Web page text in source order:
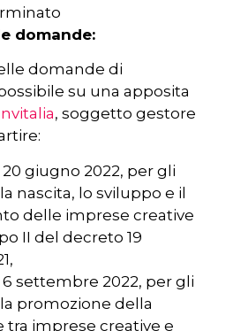
domande:
domande di
su una apposita
, soggetto gestore
20 giugno 2022, per gli
nascita, lo sviluppo e il
delle imprese creative
II del decreto 19
6 settembre 2022, per gli
promozione della
tra imprese creative e